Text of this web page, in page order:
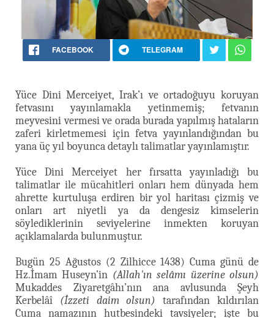
FACEBOOK TELEGRAM
Yüce Dini Merceiyet, Irak’ı ve ortadoğuyu koruyan
fetvasını yayınlamakla yetinmemiş; fetvanın
meyvesini vermesi ve orada burada yapılmış hataların
zaferi kirletmemesi için fetva yayınlandığından bu
yana üç yıl boyunca detaylı talimatlar yayınlamıştır.
Yüce Dini Merceiyet her fırsatta yayınladığı bu
talimatlar ile mücahitleri onları hem dünyada hem
ahrette kurtuluşa erdiren bir yol haritası çizmiş ve
onları art niyetli ya da dengesiz kimselerin
söylediklerinin seviyelerine inmekten koruyan
açıklamalarda bulunmuştur.
Bugün 25 Ağustos (2 Zilhicce 1438) Cuma günü de
Hz.İmam Huseyn’in (Allah'ın selâmı üzerine olsun)
Mukaddes Ziyaretgâhı’nın ana avlusunda Şeyh
Kerbelâî (İzzeti daim olsun) tarafından kıldırılan
Cuma namazının hutbesindeki tavsiyeler; işte bu